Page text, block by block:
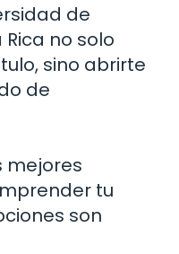
de
no solo
sino abrirte
de
mejores
tu
son